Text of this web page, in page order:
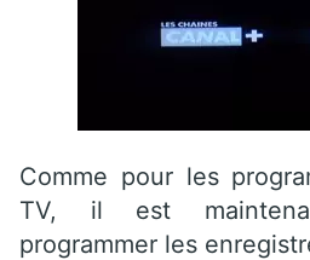
Comme pour les
TV, il est
programmer les